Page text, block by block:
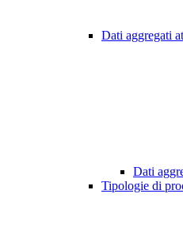
Dati aggregati
Dati
Tipologie di